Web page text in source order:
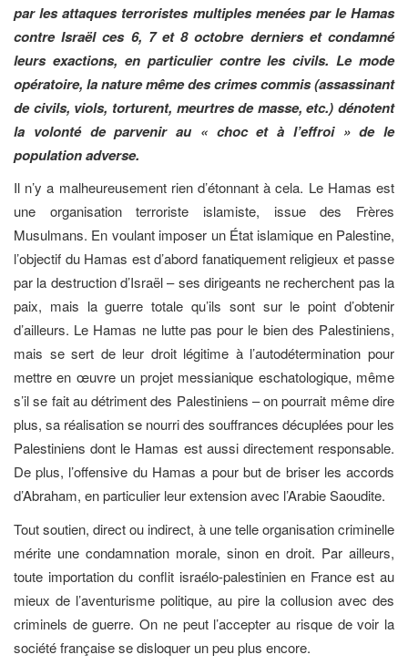
par les attaques terroristes multiples menées par le Hamas
contre Israël ces 6, 7 et 8 octobre derniers et condamné
leurs exactions, en particulier contre les civils. Le mode
opératoire, la nature même des crimes commis (assassinant
de civils, viols, torturent, meurtres de masse, etc.) dénotent
la volonté de parvenir au « choc et à l’effroi » de le
population adverse.
Il n’y a malheureusement rien d’étonnant à cela. Le Hamas est
une organisation terroriste islamiste, issue des Frères
Musulmans. En voulant imposer un État islamique en Palestine,
l’objectif du Hamas est d’abord fanatiquement religieux et passe
par la destruction d’Israël – ses dirigeants ne recherchent pas la
paix, mais la guerre totale qu’ils sont sur le point d’obtenir
d’ailleurs. Le Hamas ne lutte pas pour le bien des Palestiniens,
mais se sert de leur droit légitime à l’autodétermination pour
mettre en œuvre un projet messianique eschatologique, même
s’il se fait au détriment des Palestiniens – on pourrait même dire
plus, sa réalisation se nourri des souffrances décuplées pour les
Palestiniens dont le Hamas est aussi directement responsable.
De plus, l’offensive du Hamas a pour but de briser les accords
d’Abraham, en particulier leur extension avec l’Arabie Saoudite.
Tout soutien, direct ou indirect, à une telle organisation criminelle
mérite une condamnation morale, sinon en droit. Par ailleurs,
toute importation du conflit israélo-palestinien en France est au
mieux de l’aventurisme politique, au pire la collusion avec des
criminels de guerre. On ne peut l’accepter au risque de voir la
société française se disloquer un peu plus encore.